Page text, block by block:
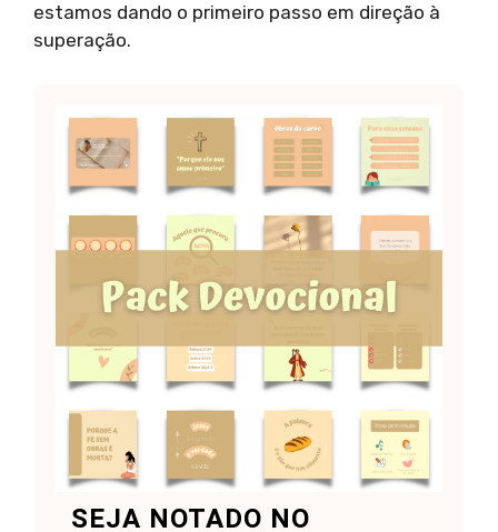
estamos dando o primeiro passo em direção à
superação.
SEJA NOTADO NO